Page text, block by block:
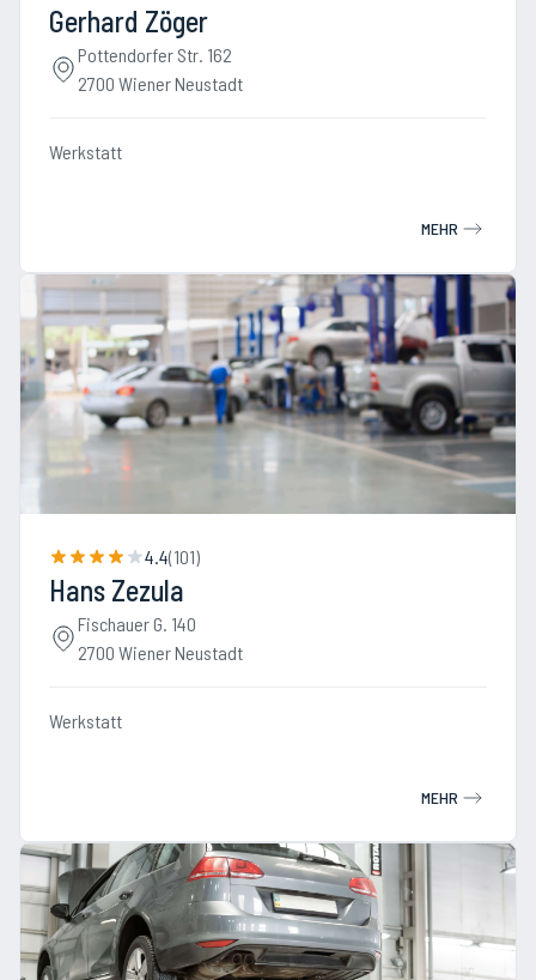
Gerhard Zöger
Pottendorfer Str. 162
2700 Wiener Neustadt
Werkstatt
MEHR
4.4(101)
Hans Zezula
Fischauer G. 140
2700 Wiener Neustadt
Werkstatt
MEHR